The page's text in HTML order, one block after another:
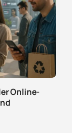
Online-